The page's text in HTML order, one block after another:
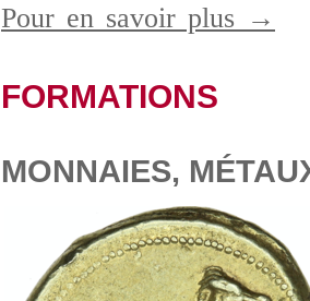
Pour en savoir plus →
FORMATIONS
MONNAIES,